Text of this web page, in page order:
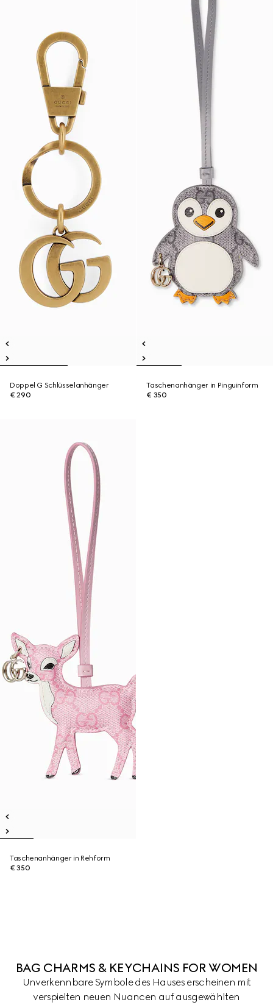
Doppel G Schlüsselanhänger
€ 290
Taschenanhänger in Pinguinform
€ 350
Taschenanhänger in Rehform
€ 350
BAG CHARMS & KEYCHAINS FOR WOMEN
Unverkennbare Symbole des Hauses erscheinen mit
verspielten neuen Nuancen auf ausgewählten